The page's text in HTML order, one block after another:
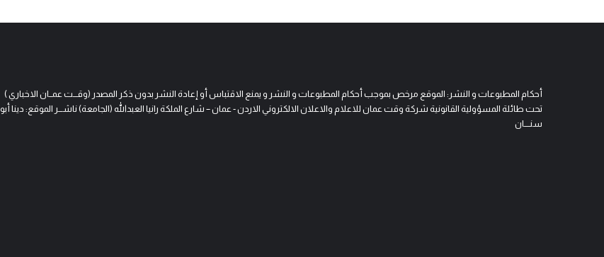
أحكام المطبوعات و النشر: الموقع مرخص بموجب أحكام المطبوعات و النشر و يمنع الاقتباس أو إعادة النشر بدون ذكر المصدر (وقـــت عمــان الاخباري )
تحت طائلة المسؤولية القانونية شركة وقت عمان للاعلام والاعلان الالكتروني الاردن - عمان – شارع الملكة رانيا العبدالله (الجامعة) ناشـــر الموقع: دينا أبو
سنــــان